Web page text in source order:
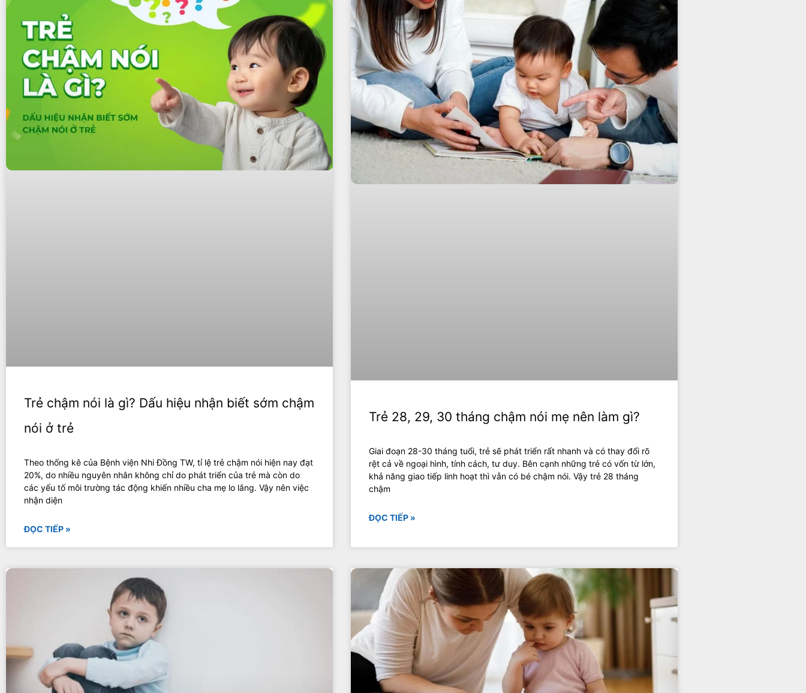
Trẻ chậm nói là gì? Dấu hiệu nhận biết sớm chậm
nói ở trẻ
Theo thống kê của Bệnh viện Nhi Đồng TW, tỉ lệ trẻ chậm nói hiện nay đạt
20%, do nhiều nguyên nhân không chỉ do phát triển của trẻ mà còn do
các yếu tố môi trường tác động khiến nhiều cha mẹ lo lắng. Vậy nên việc
nhận diện
ĐỌC TIẾP »
Trẻ 28, 29, 30 tháng chậm nói mẹ nên làm gì?
Giai đoạn 28-30 tháng tuổi, trẻ sẽ phát triển rất nhanh và có thay đổi rõ
rệt cả về ngoại hình, tính cách, tư duy. Bên cạnh những trẻ có vốn từ lớn,
khả năng giao tiếp linh hoạt thì vẫn có bé chậm nói. Vậy trẻ 28 tháng
chậm
ĐỌC TIẾP »